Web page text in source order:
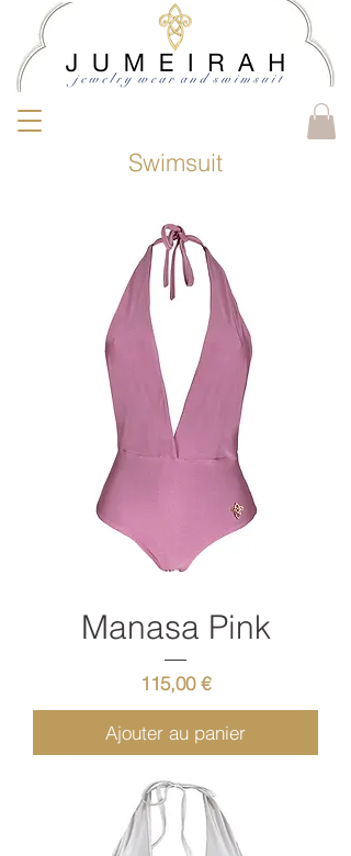
Swimsuit
Manasa Pink
Prix
115,00 €
Ajouter au panier